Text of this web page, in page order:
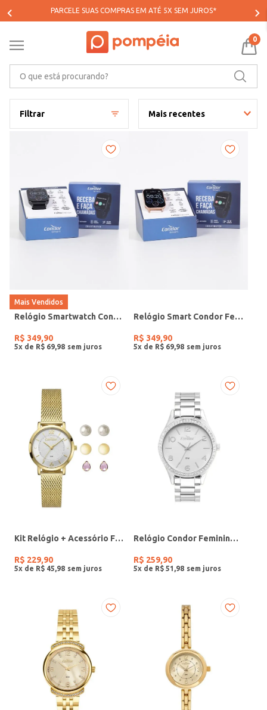
PARCELE SUAS COMPRAS EM ATÉ 5X SEM JUROS*
0
Filtrar Mais recentes
Mais Vendidos
Relógio Smartwatch Condor PRETO
R$ 349,90
5x de R$ 69 98
Relógio Smart Condor Feminino ROSE
R$ 349,90
5x de R$ 69 98
Kit Relógio + Acessório Feminino DOURADO
R$ 229,90
5x de R$ 45 98
Relógio Condor Feminino PRATA
R$ 259,90
5x de R$ 51 98